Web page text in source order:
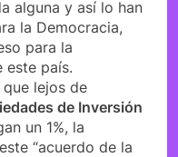
alguna y así lo han
la Democracia,
para la
este país.
lejos de
de Inversión
un 1%, la
“acuerdo de la